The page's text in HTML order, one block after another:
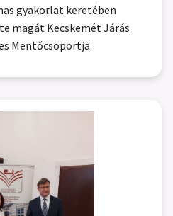
gyakorlat keretében
magát Kecskemét Járás
Mentőcsoportja.